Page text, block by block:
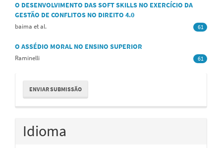
O DESENVOLVIMENTO DAS SOFT SKILLS NO EXERCÍCIO DA
GESTÃO DE CONFLITOS NO DIREITO 4.0
baima et al. 61
O ASSÉDIO MORAL NO ENSINO SUPERIOR
Raminelli 61
Enviar
Submissão
ENVIAR SUBMISSÃO
Idioma